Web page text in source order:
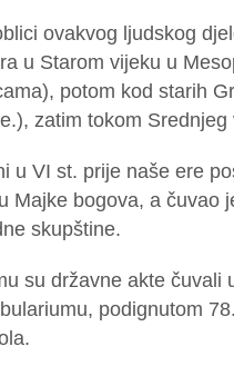
ovakvog ljudskog
u Starom vijeku u
potom kod starih
zatim tokom
u VI st. prije naše ere
Majke bogova, a čuvao
skupštine.
su državne akte čuvali
podignutom